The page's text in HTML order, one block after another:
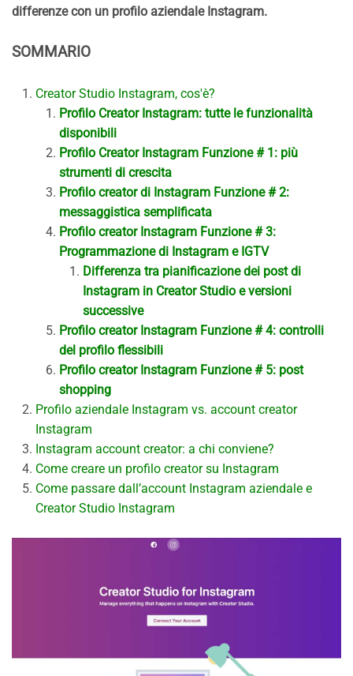
differenze con un profilo aziendale Instagram.
SOMMARIO
Creator Studio Instagram, cos'è?
Profilo Creator Instagram: tutte le funzionalità
disponibili
Profilo Creator Instagram Funzione # 1: più
strumenti di crescita
Profilo creator di Instagram Funzione # 2:
messaggistica semplificata
Profilo creator Instagram Funzione # 3:
Programmazione di Instagram e IGTV
Differenza tra pianificazione dei post di
Instagram in Creator Studio e versioni
successive
Profilo creator Instagram Funzione # 4: controlli
del profilo flessibili
Profilo creator Instagram Funzione # 5: post
shopping
Profilo aziendale Instagram vs. account creator
Instagram
Instagram account creator: a chi conviene?
Come creare un profilo creator su Instagram
Come passare dall’account Instagram aziendale e
Creator Studio Instagram